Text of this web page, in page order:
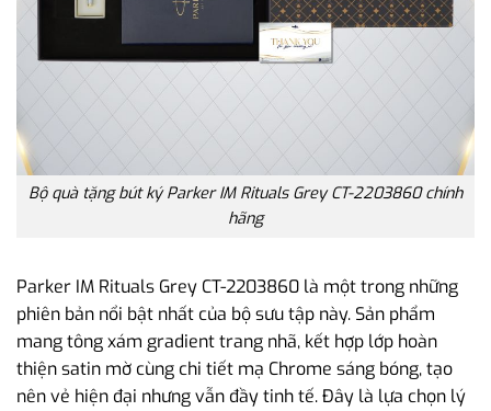
Bộ quà tặng bút ký Parker IM Rituals Grey CT-2203860 chính
hãng
Parker IM Rituals Grey CT-2203860 là một trong những
phiên bản nổi bật nhất của bộ sưu tập này. Sản phẩm
mang tông xám gradient trang nhã, kết hợp lớp hoàn
thiện satin mờ cùng chi tiết mạ Chrome sáng bóng, tạo
nên vẻ hiện đại nhưng vẫn đầy tinh tế. Đây là lựa chọn lý